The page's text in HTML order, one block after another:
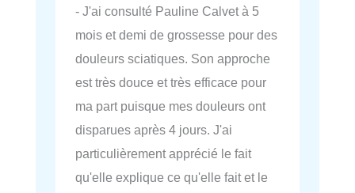
- J'ai consulté Pauline Calvet à 5
mois et demi de grossesse pour des
douleurs sciatiques. Son approche
est très douce et très efficace pour
ma part puisque mes douleurs ont
disparues après 4 jours. J'ai
particulièrement apprécié le fait
qu'elle explique ce qu'elle fait et le